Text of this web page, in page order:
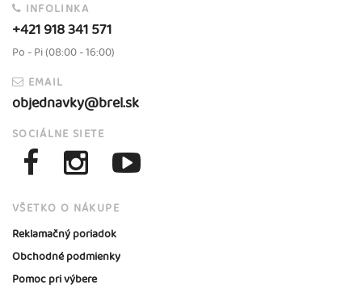
INFOLINKA
+421 918 341 571
Po - Pi (08:00 - 16:00)
EMAIL
objednavky@brel.sk
SOCIÁLNE SIETE
VŠETKO O NÁKUPE
Reklamačný poriadok
Obchodné podmienky
Pomoc pri výbere